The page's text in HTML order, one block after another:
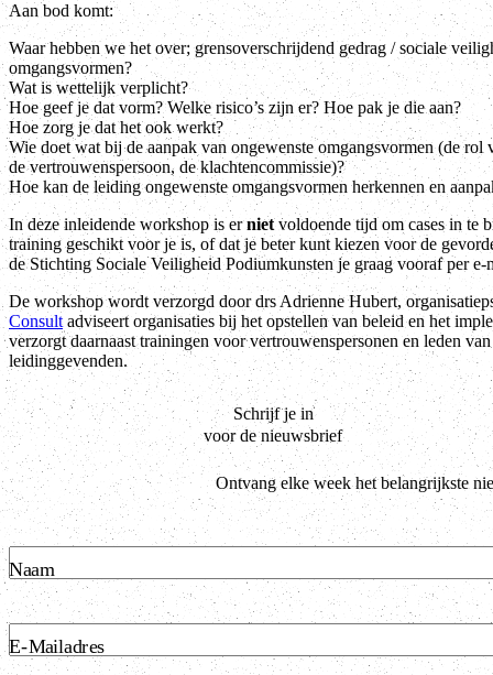
Aan bod komt:
Waar hebben we het over; grensoverschrijdend gedrag / sociale
omgangsvormen?
Wat is wettelijk verplicht?
Hoe geef je dat vorm? Welke risico’s zijn er? Hoe pak je die aan?
Hoe zorg je dat het ook werkt?
Wie doet wat bij de aanpak van ongewenste omgangsvormen (de rol
de vertrouwenspersoon, de klachtencommissie)?
Hoe kan de leiding ongewenste omgangsvormen herkennen en
In deze inleidende workshop is ernietvoldoende tijd om cases in te
training geschikt voor je is, of dat je beter kunt kiezen voor de
de Stichting Sociale Veiligheid Podiumkunsten je graag vooraf per e-
De workshop wordt verzorgd door drs Adrienne Hubert,
Consult adviseert organisaties bij het opstellen van beleid en het
verzorgt daarnaast trainingen voor vertrouwenspersonen en leden
leidinggevenden.
Schrijf je in
voor de nieuwsbrief
Ontvang elke week het belangrijkste
Naam
E-Mailadres